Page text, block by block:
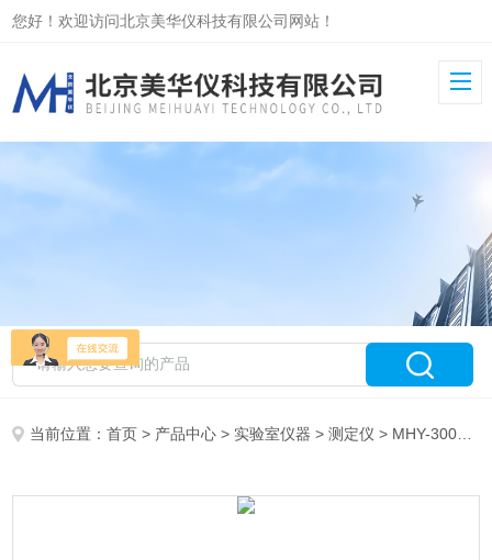
您好！欢迎访问北京美华仪科技有限公司网站！
当前位置：首页 > 产品中心 > 实验室仪器 >测定仪 > MHY-30095室内空气现场氨测定仪